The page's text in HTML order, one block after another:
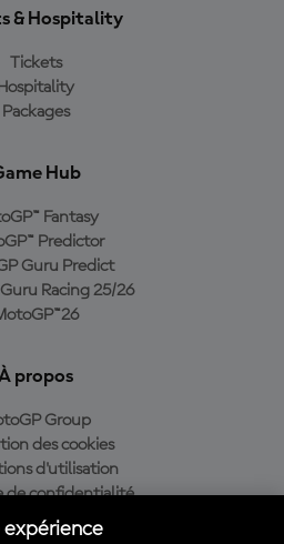
& Hospitality
Tickets
Hospitality
Packages
Hub
Fantasy
Predictor
Guru Predict
Racing 25/26
propos
Group
des cookies
d'utilisation
de confidentialité
d’achat
expérience